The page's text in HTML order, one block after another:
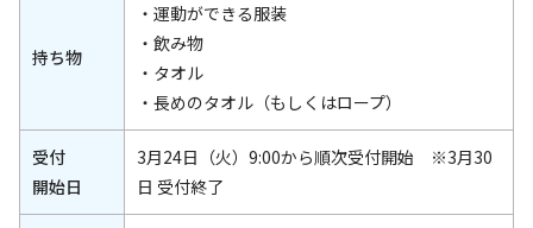
持ち物
・運動ができる服装
・飲み物
・タオル
・長めのタオル（もしくはロープ）
受付
開始日
3月24日（火）9:00から順次受付開始 ※3月30
日 受付終了